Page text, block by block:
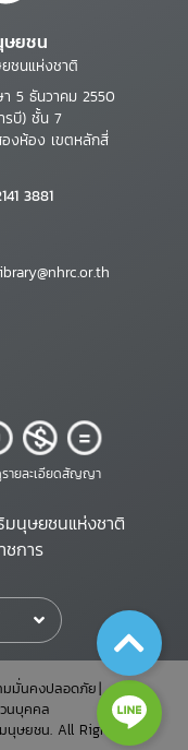
ษยชน
ชนแห่งชาติ
5 ธันวาคม 2550
รบี) ชั้น 7
งห้อง เขตหลักสี่
3881
ายละเอียดสัญญา
นุษยชนแห่งชาติ
ชการ
มมั่นคงปลอดภัย
นบุคคล
ษยชน. All Rights